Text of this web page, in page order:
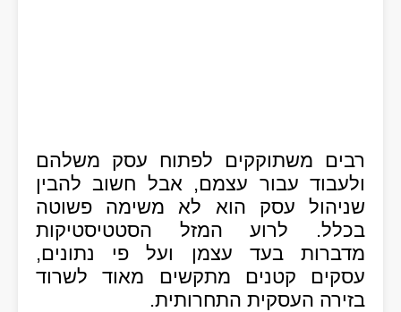
רבים משתוקקים לפתוח עסק משלהם
ולעבוד עבור עצמם, אבל חשוב להבין
שניהול עסק הוא לא משימה פשוטה
בכלל. לרוע המזל הסטטיסטיקות
מדברות בעד עצמן ועל פי נתונים,
עסקים קטנים מתקשים מאוד לשרוד
בזירה העסקית התחרותית.